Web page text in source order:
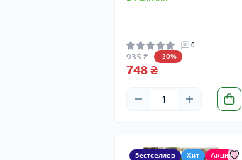
0
935 ₴ -20%
748 ₴
Бестселлер Хит Акция